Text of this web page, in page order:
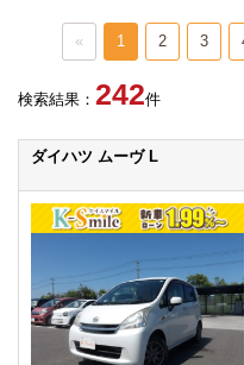
« 1 2 3
検索結果： 242件
ダイハツ ムーヴ L